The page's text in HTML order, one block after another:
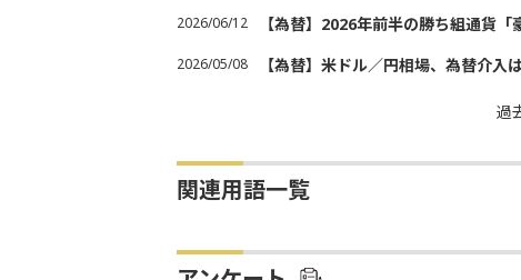
2026/06/12 【為替】2026年前半の勝ち組通貨「
2026/05/08 【為替】米ドル／円相場、為替介
過
関連用語一覧